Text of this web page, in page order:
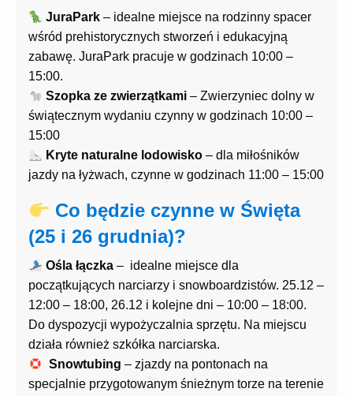
JuraPark – idealne miejsce na rodzinny spacer
wśród prehistorycznych stworzeń i edukacyjną
zabawę. JuraPark pracuje w godzinach 10:00 –
15:00.
Szopka ze zwierzątkami – Zwierzyniec dolny w
świątecznym wydaniu czynny w godzinach 10:00 –
15:00
Kryte naturalne lodowisko – dla miłośników
jazdy na łyżwach, czynne w godzinach 11:00 – 15:00
Co będzie czynne w Święta
(25 i 26 grudnia)?
Ośla łączka – idealne miejsce dla
początkujących narciarzy i snowboardzistów. 25.12 –
12:00 – 18:00, 26.12 i kolejne dni – 10:00 – 18:00.
Do dyspozycji wypożyczalnia sprzętu. Na miejscu
działa również szkółka narciarska.
Snowtubing – zjazdy na pontonach na
specjalnie przygotowanym śnieżnym torze na terenie